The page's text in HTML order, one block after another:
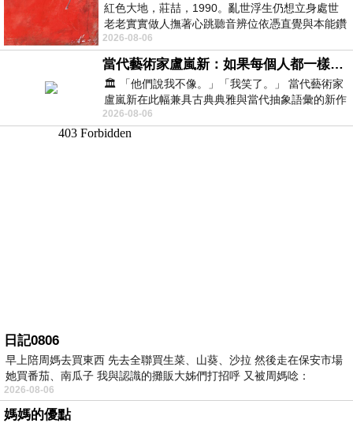
紅色大地，莊喆，1990。亂世浮生仍想立身處世
老老實實做人撫著心跳聽音辨位依憑直覺與本能鑽
向裂隙的亮處探索另一個心聲另一個共鳴的
2026-08-06
當代藝術家盧嵐新：如果每個人都一樣，這世界該有多無聊？
🏛️ 「他們說我不像。」「我笑了。」 當代藝術家
盧嵐新在此幅兼具古典典雅與當代抽象語彙的新作
中，以沈靜的藍色空間為背景，描繪了
2026-08-06
日記0806
早上陪周媽去買東西 先去全聯買生菜、山葵、沙拉 然後走在保安市場
她買番茄、南瓜子 我與認識的攤販大姊們打招呼 又被周媽唸：
2026-08-06
媽媽的優點